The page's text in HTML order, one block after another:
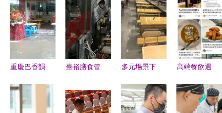
重慶巴香韻
餐飲服務創
臺裕膳食管
方位餐飲解
決方案提供
多元場景下
品展示策略
提升餐飲服
高端餐飲遇
主義擴容
餐飲消費趨